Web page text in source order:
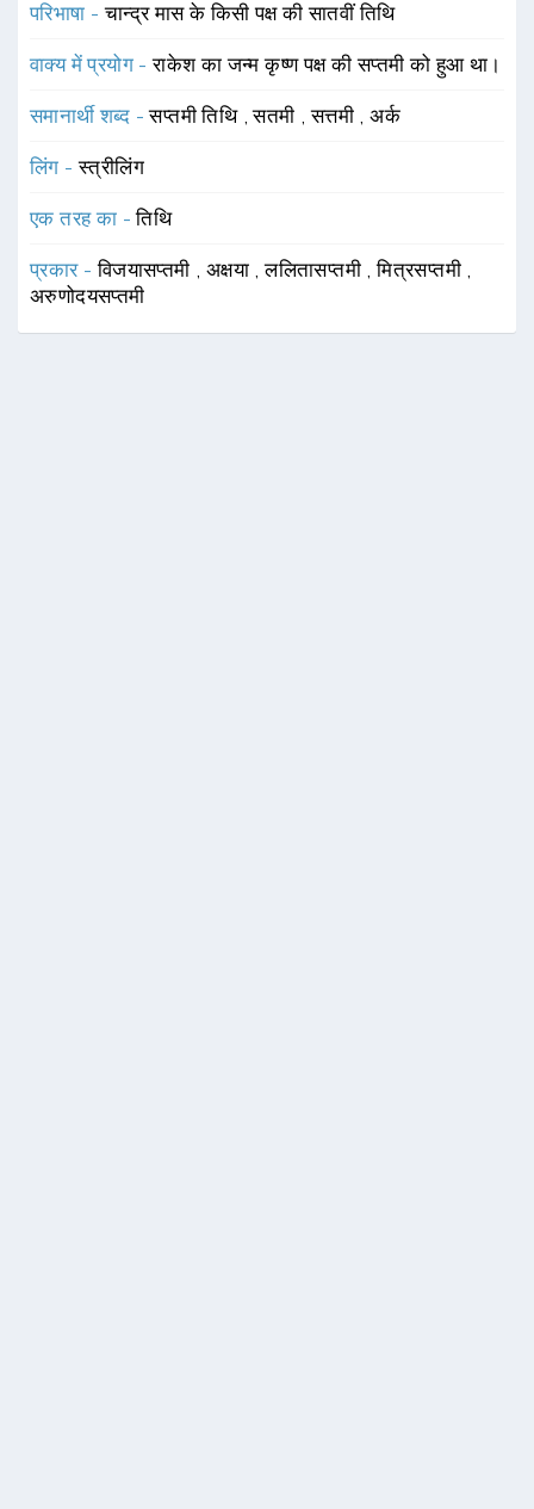
परिभाषा -चान्द्र मास के किसी पक्ष की सातवीं तिथि
वाक्य में प्रयोग -राकेश का जन्म कृष्ण पक्ष की सप्तमी को हुआ था।
समानार्थी शब्द -सप्तमी तिथि ,सतमी ,सत्तमी ,अर्क
लिंग -स्त्रीलिंग
एक तरह का -तिथि
प्रकार -विजयासप्तमी , अक्षया ,ललितासप्तमी ,मित्रसप्तमी ,
अरुणोदयसप्तमी